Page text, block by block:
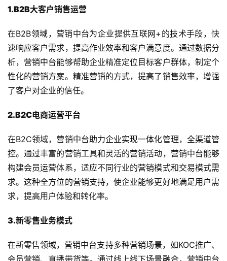
1.B2B大客户销售运营
在B2B领域，营销中台为企业提供互联网+的技术手段，快
速响应客户需求，提高作业效率和客户满意度。通过数据分
析，营销中台能够帮助企业精准定位目标客户群体，制定个
性化的营销方案。精准营销的方式，提高了销售效率，增强
了客户对企业的信任。
2.B2C电商运营平台
在B2C领域，营销中台助力企业实现一体化管理，全渠道管
控。通过丰富的营销工具和灵活的营销活动，营销中台能够
构建会员运营体系，适应不同行业的营销模式和交易模式需
求。这种全方位的营销支持，使企业能够更好地满足用户需
求，提高用户体验和转化率。
3.新零售业务模式
在新零售领域，营销中台支持多种营销场景，如KOC推广、